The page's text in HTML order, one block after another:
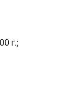
г.;